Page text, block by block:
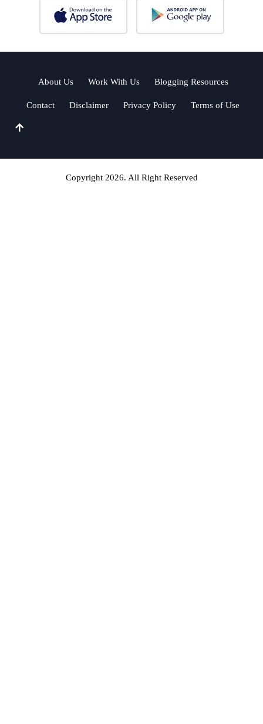
About Us Work With Us Blogging Resources
Contact Disclaimer Privacy Policy Terms of Use
Copyright 2026. All Right Reserved